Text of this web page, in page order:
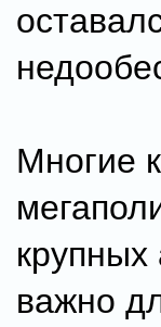
Многие
крупных
важно